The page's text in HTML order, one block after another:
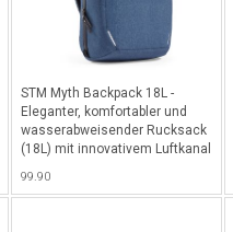
STM Myth Backpack 18L -
Eleganter, komfortabler und
wasserabweisender Rucksack
(18L) mit innovativem Luftkanal
Funktionen wie CableReady
99.90